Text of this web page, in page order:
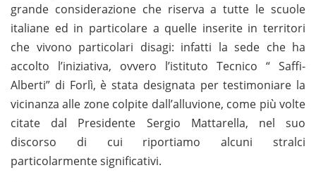
grande considerazione che riserva a tutte le scuole
italiane ed in particolare a quelle inserite in territori
che vivono particolari disagi: infatti la sede che ha
accolto l’iniziativa, ovvero l’istituto Tecnico “ Saffi-
Alberti” di Forlì, è stata designata per testimoniare la
vicinanza alle zone colpite dall’alluvione, come più volte
citate dal Presidente Sergio Mattarella, nel suo
discorso di cui riportiamo alcuni stralci
particolarmente significativi.